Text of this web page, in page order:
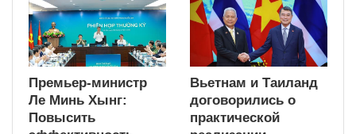
Премьер-министр
Ле Минь Хынг:
Повысить
Вьетнам и Таиланд
договорились о
практической